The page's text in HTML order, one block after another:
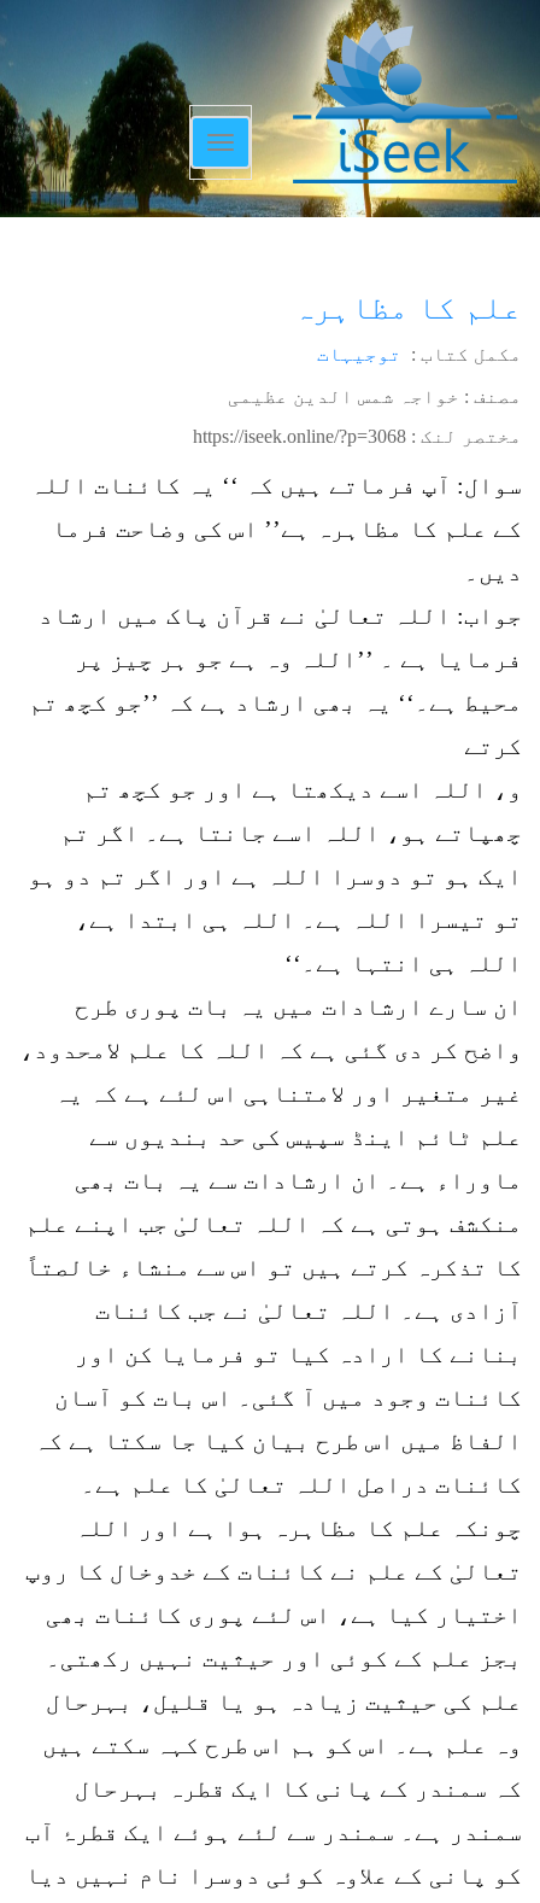
Toggle
navigation
علم کا مظاہرہ
مکمل کتاب : توجیہات
مصنف : خواجہ شمس الدین عظیمی
مختصر لنک : https://iseek.online/?p=3068
سوال: آپ فرماتے ہیں کہ ‘‘ یہ کائنات اللہ
کے علم کا مظاہرہ ہے’’ اس کی وضاحت فرما
دیں۔
جواب: اللہ تعالیٰ نے قرآن پاک میں ارشاد
فرمایا ہے ۔ ’’اللہ وہ ہے جو ہر چیز پر
محیط ہے۔‘‘ یہ بھی ارشاد ہے کہ ’’جو کچھ تم
کرتے
و، اللہ اسے دیکھتا ہے اور جو کچھ تم
چھپاتے ہو، اللہ اسے جانتا ہے۔ اگر تم
ایک ہو تو دوسرا اللہ ہے اور اگر تم دو ہو
تو تیسرا اللہ ہے۔ اللہ ہی ابتدا ہے،
اللہ ہی انتہا ہے۔‘‘
ان سارے ارشادات میں یہ بات پوری طرح
واضح کر دی گئی ہے کہ اللہ کا علم لامحدود،
غیر متغیر اور لامتناہی اس لئے ہے کہ یہ
علم ٹائم اینڈ سپیس کی حد بندیوں سے
ماوراء ہے۔ ان ارشادات سے یہ بات بھی
منکشف ہوتی ہے کہ اللہ تعالیٰ جب اپنے علم
کا تذکرہ کرتے ہیں تو اس سے منشاء خالصتاً
آزادی ہے۔ اللہ تعالیٰ نے جب کائنات
بنانے کا ارادہ کیا تو فرمایا کن اور
کائنات وجود میں آ گئی۔ اس بات کو آسان
الفاظ میں اس طرح بیان کیا جا سکتا ہے کہ
کائنات دراصل اللہ تعالیٰ کا علم ہے۔
چونکہ علم کا مظاہرہ ہوا ہے اور اللہ
تعالیٰ کے علم نے کائنات کے خدوخال کا روپ
اختیار کیا ہے، اس لئے پوری کائنات بھی
بجز علم کے کوئی اور حیثیت نہیں رکھتی۔
علم کی حیثیت زیادہ ہو یا قلیل، بہرحال
وہ علم ہے۔ اس کو ہم اس طرح کہہ سکتے ہیں
کہ سمندر کے پانی کا ایک قطرہ بہرحال
سمندر ہے۔ سمندر سے لئے ہوئے ایک قطرۂ آب
کو پانی کے علاوہ کوئی دوسرا نام نہیں دیا